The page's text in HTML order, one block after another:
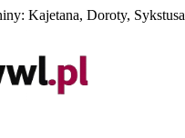
Kajetana, Doroty, Sykstusa